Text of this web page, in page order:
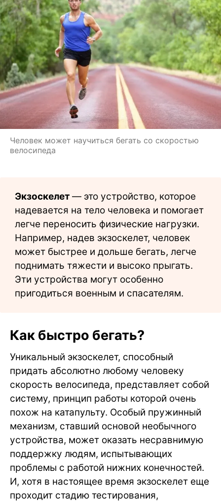
Человек может научиться бегать со скоростью
велосипеда
Экзоскелет — это устройство, которое
надевается на тело человека и помогает
легче переносить физические нагрузки.
Например, надев экзоскелет, человек
может быстрее и дольше бегать, легче
поднимать тяжести и высоко прыгать.
Эти устройства могут особенно
пригодиться военным и спасателям.
Как быстро бегать?
Уникальный экзоскелет, способный
придать абсолютно любому человеку
скорость велосипеда, представляет собой
систему, принцип работы которой очень
похож на катапульту. Особый пружинный
механизм, ставший основой необычного
устройства, может оказать несравнимую
поддержку людям, испытывающих
проблемы с работой нижних конечностей.
И, хотя в настоящее время экзоскелет еще
проходит стадию тестирования,